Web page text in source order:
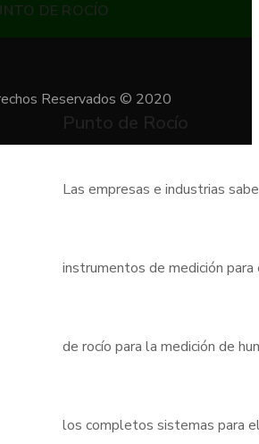
DE ROCÍO
Punto de Rocío
Las empresas e industrias
instrumentos de medición
de rocío para la medición de
los completos sistemas para
Reservados © 2020